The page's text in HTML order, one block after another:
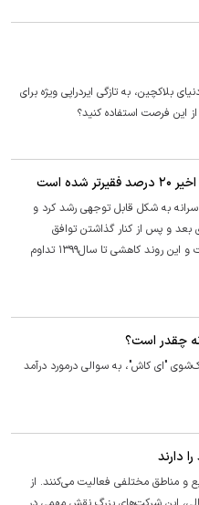
بلاکچین، به تازگی ایردراپی ویژه برای
این فرصت استفاده کنید؟
سرانه به شکل قابل توجهی رشد کرد و
اما در سال‌های بعد و پس از کنار گذاشتن توافق
هسته‌ای، وضعیت درآمد سرانه نیز کاهش یافت و این روند کاهشی تا سال۱۳۹۹ تداوم
چقدر است؟
"ای کاش"، به سوالی درمورد درآمد
و مناطق مختلفی فعالیت می‌کنند. از